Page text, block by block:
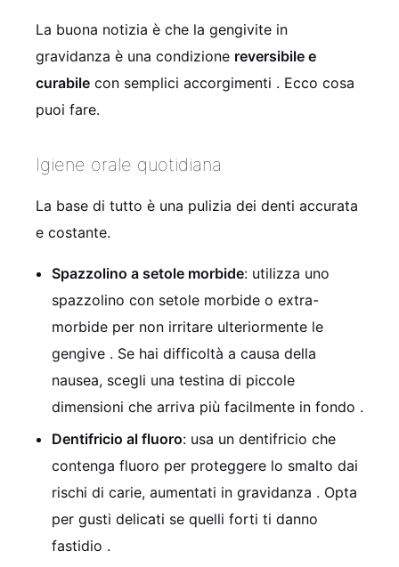
La buona notizia è che la gengivite in
gravidanza è una condizione reversibile e
curabile con semplici accorgimenti . Ecco cosa
puoi fare.
Igiene orale quotidiana
La base di tutto è una pulizia dei denti accurata
e costante.
Spazzolino a setole morbide: utilizza uno
spazzolino con setole morbide o extra-
morbide per non irritare ulteriormente le
gengive . Se hai difficoltà a causa della
nausea, scegli una testina di piccole
dimensioni che arriva più facilmente in fondo .
Dentifricio al fluoro: usa un dentifricio che
contenga fluoro per proteggere lo smalto dai
rischi di carie, aumentati in gravidanza . Opta
per gusti delicati se quelli forti ti danno
fastidio .